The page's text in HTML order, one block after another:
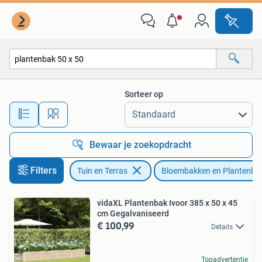
Alle afstanden…
Sorteer op
Bewaar je zoekopdracht
Filters Tuin en Terras Bloembakken en
vidaXL Plantenbak Ivoor 385 x 50 x 45
cm Gegalvaniseerd
€ 100,99 Details
Topadvertentie